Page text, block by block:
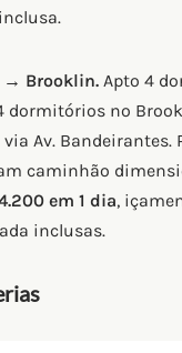
→ Brooklin. Apto 4
dormitórios no
Av. Bandeirantes.
caminhão
em 1 dia,
inclusas.